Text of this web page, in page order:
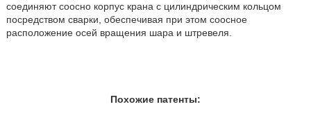
соединяют соосно корпус крана с цилиндрическим кольцом
посредством сварки, обеспечивая при этом соосное
расположение осей вращения шара и штревеля.
Похожие патенты: